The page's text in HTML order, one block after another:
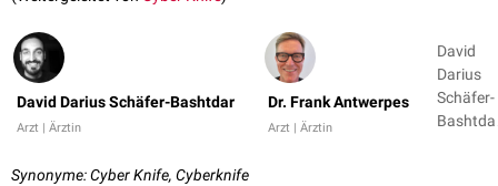
David Darius Schäfer-Bashtdar
Arzt | Ärztin
Dr. Frank Antwerpes
Arzt | Ärztin
David
Darius
Schäfer-
Synonyme: Cyber Knife, Cyberknife